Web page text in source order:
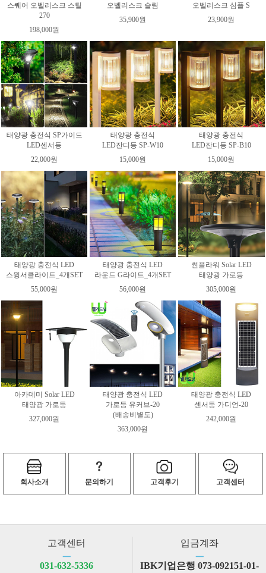
스퀘어 오벨리스크 스틸
270
198,000원
오벨리스크 슬림
35,900원
오벨리스크 심플 S
23,900원
태양광 충전식 SP가이드
LED센서등
22,000원
태양광 충전식
LED잔디등 SP-W10
15,000원
태양광 충전식
LED잔디등 SP-B10
15,000원
태양광 충전식 LED
스윙서클라이트_4개SET
55,000원
태양광 충전식 LED
라운드 G라이트_4개SET
56,000원
썬플라워 Solar LED
태양광 가로등
305,000원
아카데미 Solar LED
태양광 가로등
327,000원
태양광 충전식 LED
가로등 유커브-20
(배송비별도)
363,000원
태양광 충전식 LED
센서등 가디언-20
242,000원
회사소개 문의하기 고객후기 고객센터
고객센터
ㅡ
031-632-5336
입금계좌
ㅡ
IBK기업은행 073-092151-01-